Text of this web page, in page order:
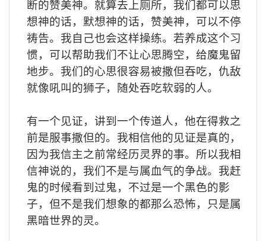
断的赞美神。就算去上厕所，我们都可以思
想神的话，默想神的话，赞美神，可以不停
祷告。我自己也会这样操练。若养成这个习
惯，可以帮助我们不让心思腾空，给魔鬼留
地步。我们的心思很容易被撒但吞吃，仇敌
就像吼叫的狮子，随处吞吃软弱的人。
有一个见证，讲到一个传道人，他在得救之
前是服事撒但的。我相信他的见证是真的，
因为我信主之前常经历灵界的事。所以我相
信神说的，我们不是与属血气的争战。我赶
鬼的时候看到过鬼，不过是一个黑色的影
子，但不是我们想象的都那么恐怖，只是属
黑暗世界的灵。